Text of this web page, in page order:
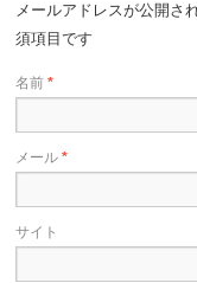
メールアドレスが公開さ
須項目です
名前*
メール*
サイト